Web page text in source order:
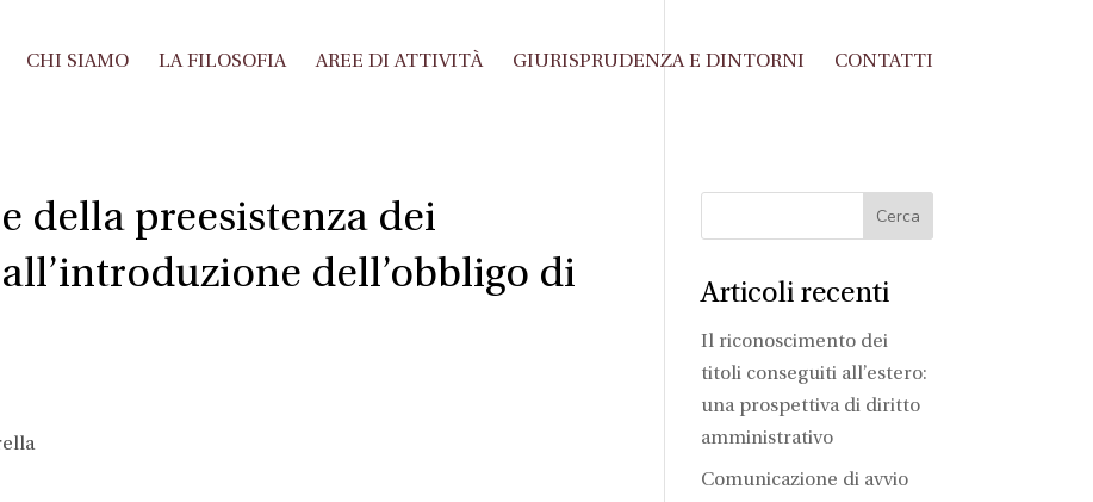
CHI SIAMO LA FILOSOFIA AREE DI ATTIVITÀ GIURISPRUDENZA E DINTORNI CONTATTI
della preesistenza dei
dell’obbligo di
Articoli recenti
Il riconoscimento dei
titoli conseguiti all’estero:
una prospettiva di diritto
amministrativo
Comunicazione di avvio